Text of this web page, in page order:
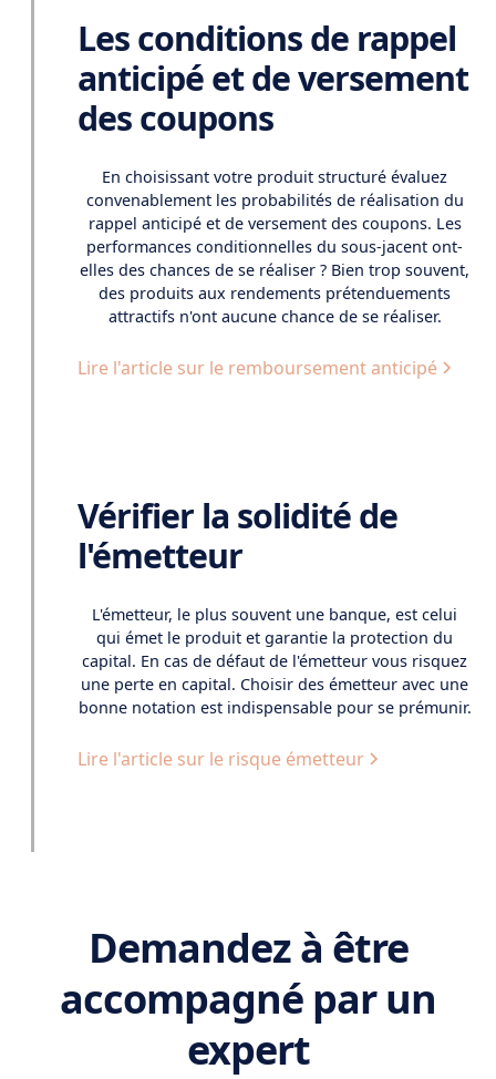
Les conditions de rappel
anticipé et de versement
des coupons
En choisissant votre produit structuré évaluez
convenablement les probabilités de réalisation du
rappel anticipé et de versement des coupons. Les
performances conditionnelles du sous-jacent ont-
elles des chances de se réaliser ? Bien trop souvent,
des produits aux rendements prétenduements
attractifs n'ont aucune chance de se réaliser.
Lire l'article sur le remboursement anticipé
Vérifier la solidité de
l'émetteur
L'émetteur, le plus souvent une banque, est celui
qui émet le produit et garantie la protection du
capital. En cas de défaut de l'émetteur vous risquez
une perte en capital. Choisir des émetteur avec une
bonne notation est indispensable pour se prémunir.
Lire l'article sur le risque émetteur
Demandez à être
accompagné par un
expert